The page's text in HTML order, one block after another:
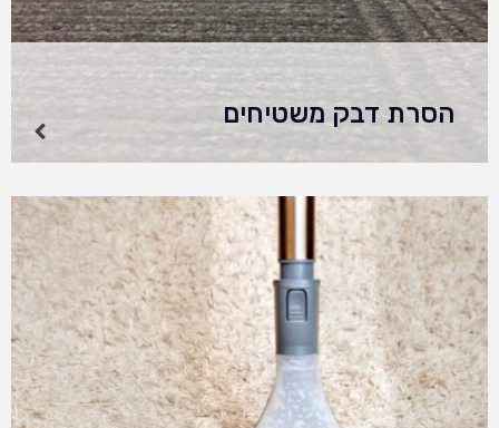
הסרת דבק משטיחים
מאתגרת, הדורשת טכניקות וידע נכונים למניעת
נזק לסיבי השטיח. במדריך המלא הזה, נתאר את
הנקודות והשיטות החשובות להסרה יעילה של דבק
משטיחים. אמנם ניתן…